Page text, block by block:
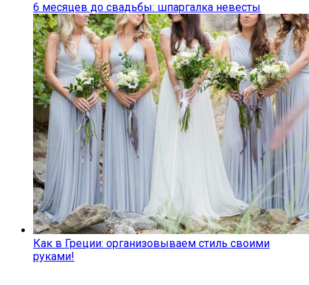
6 месяцев до свадьбы: шпаргалка невесты
Как в Греции: организовываем стиль своими
руками!